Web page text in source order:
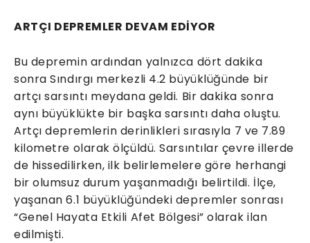
ARTÇI DEPREMLER DEVAM EDİYOR
Bu depremin ardından yalnızca dört dakika
sonra Sındırgı merkezli 4.2 büyüklüğünde bir
artçı sarsıntı meydana geldi. Bir dakika sonra
aynı büyüklükte bir başka sarsıntı daha oluştu.
Artçı depremlerin derinlikleri sırasıyla 7 ve 7.89
kilometre olarak ölçüldü. Sarsıntılar çevre illerde
de hissedilirken, ilk belirlemelere göre herhangi
bir olumsuz durum yaşanmadığı belirtildi. İlçe,
yaşanan 6.1 büyüklüğündeki depremler sonrası
“Genel Hayata Etkili Afet Bölgesi” olarak ilan
edilmişti.